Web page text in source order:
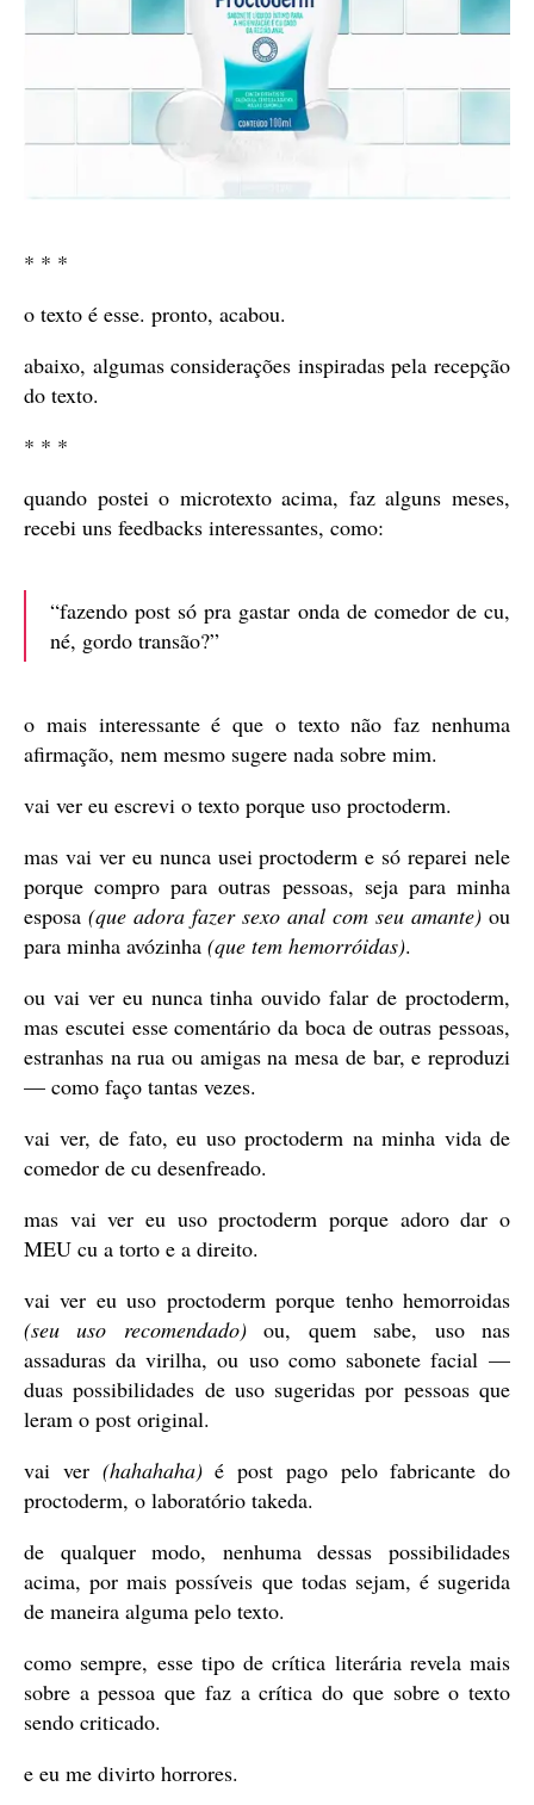
* * *
o texto é esse. pronto, acabou.
abaixo, algumas considerações inspiradas pela recepção
do texto.
* * *
quando postei o microtexto acima, faz alguns meses,
recebi uns feedbacks interessantes, como:
“fazendo post só pra gastar onda de comedor de cu,
né, gordo transão?”
o mais interessante é que o texto não faz nenhuma
afirmação, nem mesmo sugere nada sobre mim.
vai ver eu escrevi o texto porque uso proctoderm.
mas vai ver eu nunca usei proctoderm e só reparei nele
porque compro para outras pessoas, seja para minha
esposa (que adora fazer sexo anal com seu amante) ou
para minha avózinha (que tem hemorróidas).
ou vai ver eu nunca tinha ouvido falar de proctoderm,
mas escutei esse comentário da boca de outras pessoas,
estranhas na rua ou amigas na mesa de bar, e reproduzi
— como faço tantas vezes.
vai ver, de fato, eu uso proctoderm na minha vida de
comedor de cu desenfreado.
mas vai ver eu uso proctoderm porque adoro dar o
MEU cu a torto e a direito.
vai ver eu uso proctoderm porque tenho hemorroidas
(seu uso recomendado)ou, quem sabe, uso nas
assaduras da virilha, ou uso como sabonete facial —
duas possibilidades de uso sugeridas por pessoas que
leram o post original.
vai ver(hahahaha)é post pago pelo fabricante do
proctoderm, o laboratório takeda.
de qualquer modo, nenhuma dessas possibilidades
acima, por mais possíveis que todas sejam, é sugerida
de maneira alguma pelo texto.
como sempre, esse tipo de crítica literária revela mais
sobre a pessoa que faz a crítica do que sobre o texto
sendo criticado.
e eu me divirto horrores.